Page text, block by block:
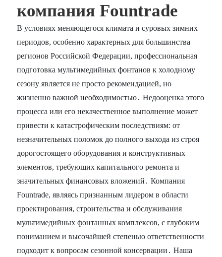
компания Fountrade
В условиях меняющегося климата и суровых зимних
периодов, особенно характерных для большинства
регионов Российской Федерации, профессиональная
подготовка мультимедийных фонтанов к холодному
сезону является не просто рекомендацией, но
жизненно важной необходимостью․ Недооценка этого
процесса или его некачественное выполнение может
привести к катастрофическим последствиям: от
незначительных поломок до полного выхода из строя
дорогостоящего оборудования и конструктивных
элементов, требующих капитального ремонта и
значительных финансовых вложений․ Компания
Fountrade, являясь признанным лидером в области
проектирования, строительства и обслуживания
мультимедийных фонтанных комплексов, с глубоким
пониманием и высочайшей степенью ответственности
подходит к вопросам сезонной консервации․ Наша